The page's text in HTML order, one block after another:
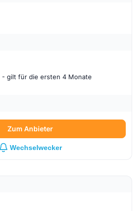
- gilt für die ersten 4 Monate
Zum Anbieter
Wechselwecker